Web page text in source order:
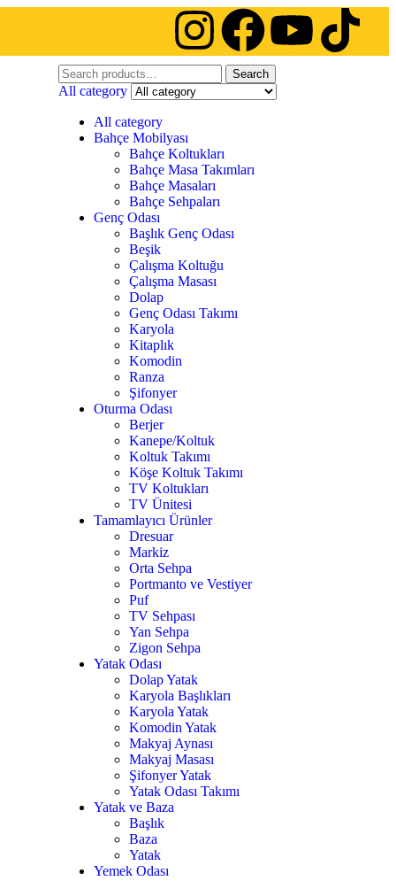
Search
All category
All category
Bahçe Mobilyası
Bahçe Koltukları
Bahçe Masa Takımları
Bahçe Masaları
Bahçe Sehpaları
Genç Odası
Başlık Genç Odası
Beşik
Çalışma Koltuğu
Çalışma Masası
Dolap
Genç Odası Takımı
Karyola
Kitaplık
Komodin
Ranza
Şifonyer
Oturma Odası
Berjer
Kanepe/Koltuk
Koltuk Takımı
Köşe Koltuk Takımı
TV Koltukları
TV Ünitesi
Tamamlayıcı Ürünler
Dresuar
Markiz
Orta Sehpa
Portmanto ve Vestiyer
Puf
TV Sehpası
Yan Sehpa
Zigon Sehpa
Yatak Odası
Dolap Yatak
Karyola Başlıkları
Karyola Yatak
Komodin Yatak
Makyaj Aynası
Makyaj Masası
Şifonyer Yatak
Yatak Odası Takımı
Yatak ve Baza
Başlık
Baza
Yatak
Yemek Odası